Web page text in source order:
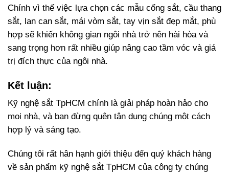
Chính vì thế việc lựa chọn các mẫu cổng sắt, cầu thang
sắt, lan can sắt, mái vòm sắt, tay vịn sắt đẹp mắt, phù
hợp sẽ khiến không gian ngôi nhà trở nên hài hòa và
sang trọng hơn rất nhiều giúp nâng cao tầm vóc và giá
trị đích thực của ngôi nhà.
Kết luận:
Kỹ nghệ sắt TpHCM chính là giải pháp hoàn hảo cho
mọi nhà, và bạn đừng quên tận dụng chúng một cách
hợp lý và sáng tạo.
Chúng tôi rất hân hạnh giới thiệu đến quý khách hàng
về sản phẩm kỹ nghệ sắt TpHCM của công ty chúng